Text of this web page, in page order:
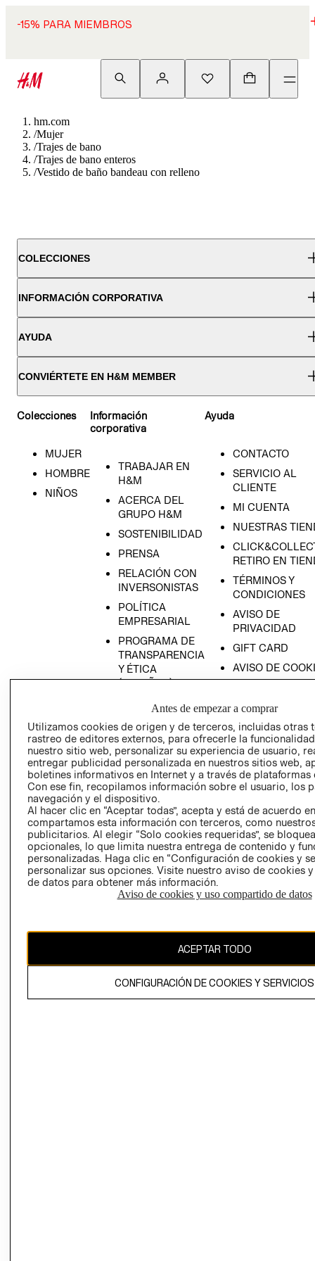
-15% PARA MIEMBROS
hm.com
/Mujer
/Trajes de bano
/Trajes de bano enteros
/Vestido de baño bandeau con relleno
COLECCIONES
INFORMACIÓN CORPORATIVA
AYUDA
CONVIÉRTETE EN H&M MEMBER
Colecciones
MUJER
HOMBRE
NIÑOS
Información
corporativa
TRABAJAR EN
H&M
ACERCA DEL
GRUPO H&M
SOSTENIBILIDAD
PRENSA
RELACIÓN CON
INVERSONISTAS
POLÍTICA
EMPRESARIAL
PROGRAMA DE
TRANSPARENCIA
Y ÉTICA
(ESPAÑOL)
PROGRAMA DE
Y ÉTICA (INGLÉS)
Ayuda
CONTACTO
SERVICIO AL
CLIENTE
MI CUENTA
NUESTRAS
RETIRO EN
TÉRMINOS Y
CONDICIONES
AVISO DE
PRIVACIDAD
GIFT CARD
AVISO DE
COMERCIO - SIC
PETICIONES
QUEJAS Y
RECLAMOS
Colombia ($)
CAMBIAR REGIÓN
El contenido de esta página web está protegido por copyright y es
Antes de empezar a comprar
Utilizamos cookies de origen y de terceros, incluidas otras
rastreo de editores externos, para ofrecerle la
nuestro sitio web, personalizar su experiencia de usuario,
entregar publicidad personalizada en nuestros sitios web,
boletines informativos en Internet y a través de plataformas
Con ese fin, recopilamos información sobre el usuario, los
navegación y el dispositivo.
Al hacer clic en “Aceptar todas”, acepta y está de acuerdo
compartamos esta información con terceros, como
publicitarios. Al elegir “Solo cookies requeridas”, se
opcionales, lo que limita nuestra entrega de contenido y
personalizadas. Haga clic en “Configuración de cookies y
personalizar sus opciones. Visite nuestro aviso de cookies
de datos para obtener más información.
Aviso de cookies y uso compartido de datos
ACEPTAR TODO
CONFIGURACIÓN DE COOKIES Y SERVICIOS